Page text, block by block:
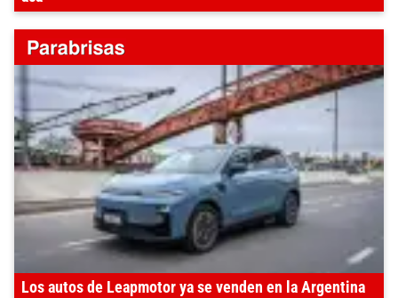
Los autos de Leapmotor ya se venden en la Argentina